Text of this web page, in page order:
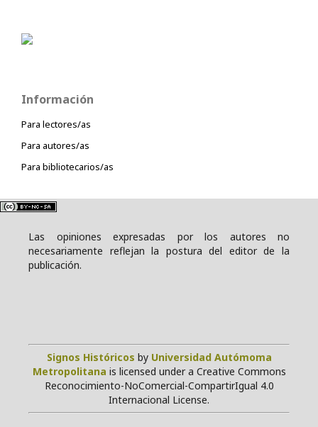
Información
Para lectores/as
Para autores/as
Para bibliotecarios/as
Las opiniones expresadas por los autores no
necesariamente reflejan la postura del editor de la
publicación.
Signos Históricos by Universidad Autómoma
Metropolitana is licensed under a Creative Commons
Reconocimiento-NoComercial-CompartirIgual 4.0
Internacional License.